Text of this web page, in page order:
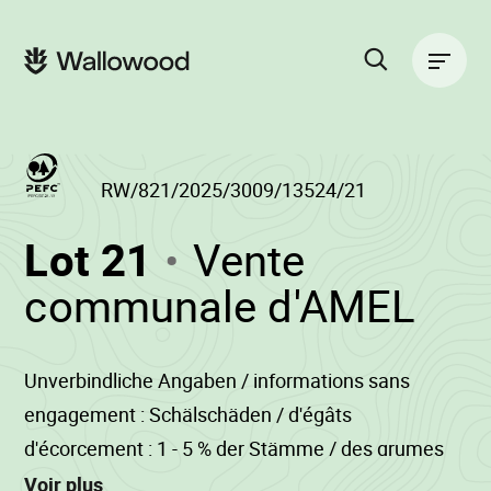
contenu
navigation
principale
Lot 21 (RW/821/2025/
-
Vente
communale d'AMEL
RW/821/2025/3009/13524/21
Unverbindliche Angaben / informations sans
engagement : Schälschäden / d'égâts
d'écorcement : 1 - 5 % der Stämme / des grumes
Wipfelbruch / bris de cime : 1 - 5 % der Stämme /
principale